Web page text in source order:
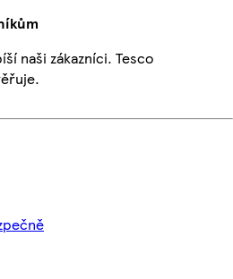
naši zákazníci. Tesco